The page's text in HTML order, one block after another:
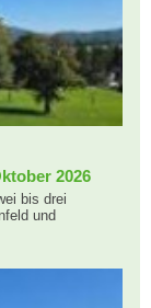
2026
bis drei
und